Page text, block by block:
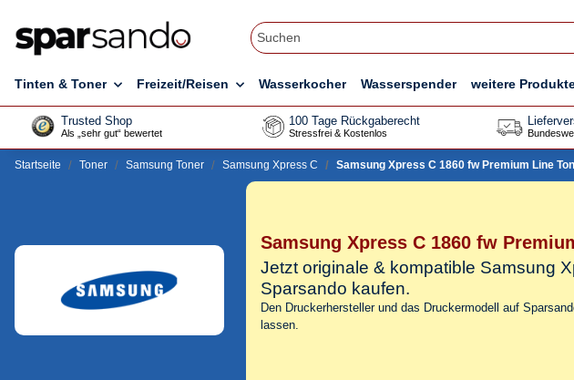
Tinten & Toner Freizeit/Reisen Wasserkocher Wasserspender weitere
Trusted Shop
Als „sehr gut“ bewertet
100 Tage Rückgaberecht
Stressfrei & Kostenlos
Startseite Toner Samsung Toner Samsung Xpress C Samsung Xpress C 1860 fw Premium Line
Samsung Xpress C 1860 fw
Jetzt originale & kompatible Samsung
Sparsando kaufen.
Den Druckerhersteller und das Druckermodell auf
lassen.